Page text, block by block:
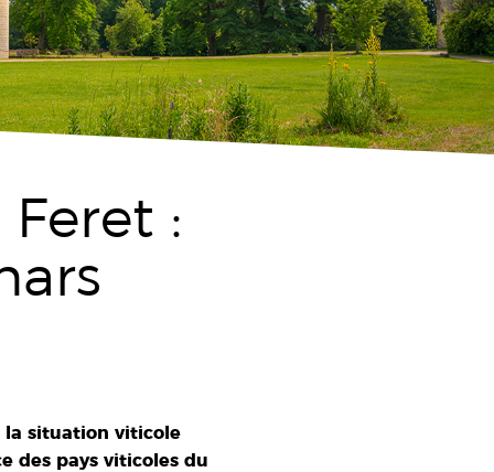
:
la situation viticole
des pays viticoles du